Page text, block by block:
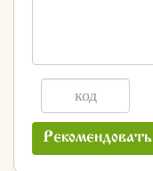
Рекомендовать